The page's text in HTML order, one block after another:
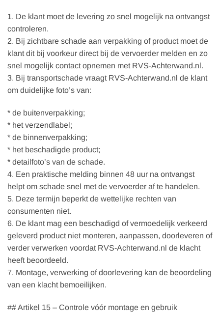
1. De klant moet de levering zo snel mogelijk na ontvangst
controleren.
2. Bij zichtbare schade aan verpakking of product moet de
klant dit bij voorkeur direct bij de vervoerder melden en zo
snel mogelijk contact opnemen met RVS-Achterwand.nl.
3. Bij transportschade vraagt RVS-Achterwand.nl de klant
om duidelijke foto’s van:
* de buitenverpakking;
* het verzendlabel;
* de binnenverpakking;
* het beschadigde product;
* detailfoto’s van de schade.
4. Een praktische melding binnen 48 uur na ontvangst
helpt om schade snel met de vervoerder af te handelen.
5. Deze termijn beperkt de wettelijke rechten van
consumenten niet.
6. De klant mag een beschadigd of vermoedelijk verkeerd
geleverd product niet monteren, aanpassen, doorleveren of
verder verwerken voordat RVS-Achterwand.nl de klacht
heeft beoordeeld.
7. Montage, verwerking of doorlevering kan de beoordeling
van een klacht bemoeilijken.
## Artikel 15 – Controle vóór montage en gebruik